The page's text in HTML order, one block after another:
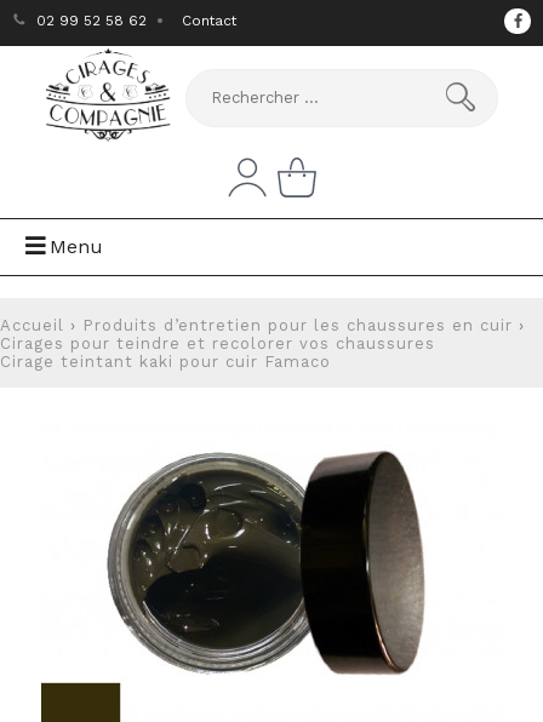
02 99 52 58 62 Contact
Menu
Accueil › Produits d’entretien pour les chaussures en cuir ›
Cirages pour teindre et recolorer vos chaussures
Cirage teintant kaki pour cuir Famaco